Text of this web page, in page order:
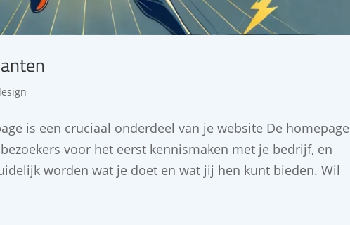
is een cruciaal onderdeel van je website De homepage
voor het eerst kennismaken met je bedrijf, en
worden wat je doet en wat jij hen kunt bieden. Wil